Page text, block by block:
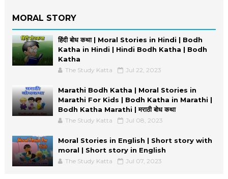
MORAL STORY
हिंदी बोध कथा | Moral Stories in Hindi | Bodh
Katha in Hindi | Hindi Bodh Katha | Bodh
Katha
The Study Katta Jul 22, 2023
Marathi Bodh Katha | Moral Stories in
Marathi For Kids | Bodh Katha in Marathi |
Bodh Katha Marathi | मराठी बोध कथा
The Study Katta Jul 08, 2023
Moral Stories in English | Short story with
moral | Short story in English
The Study Katta Jul 07, 2023